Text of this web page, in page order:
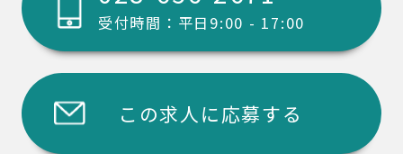
受付時間：平日9:00 - 17:00
この求人に応募する